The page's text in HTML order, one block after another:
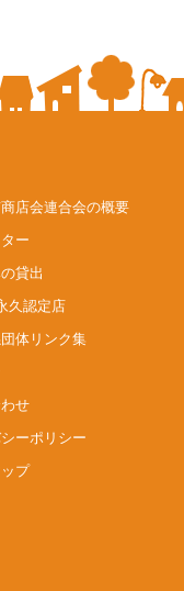
店会連合会の概要
ー
貸出
久認定店
体リンク集
せ
ーポリシー
プ